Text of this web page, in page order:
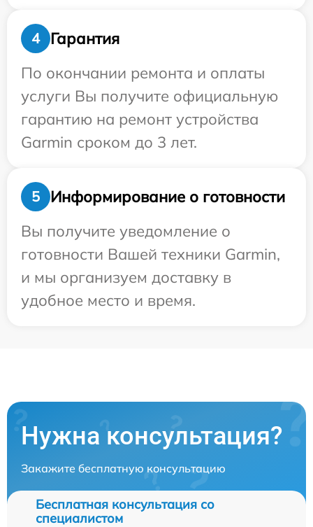
4
Гарантия
По окончании ремонта и оплаты
услуги Вы получите официальную
гарантию на ремонт устройства
Garmin сроком до 3 лет.
5
Информирование о готовности
Вы получите уведомление о
готовности Вашей техники Garmin,
и мы организуем доставку в
удобное место и время.
Нужна консультация?
Закажите бесплатную консультацию
Бесплатная консультация со
специалистом